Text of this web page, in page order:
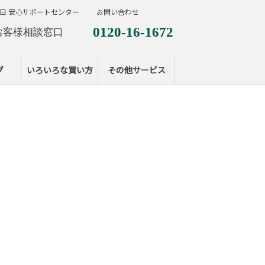
様相談窓口 0120-16-1672
いろいろな買い方 その他サービス
安心サポートセンター お問い合わせ